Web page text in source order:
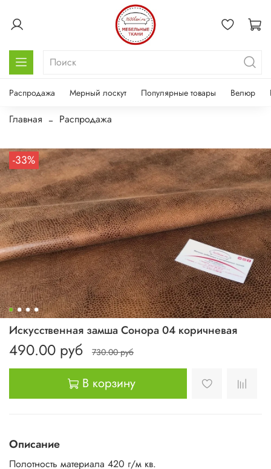
Распродажа Мерный лоскут Популярные товары Велюр
Главная Распродажа
-33%
Искусственная замша Сонора 04 коричневая
490.00 руб 730.00 руб
В корзину
Описание
Полотность материала 420 г/м кв.